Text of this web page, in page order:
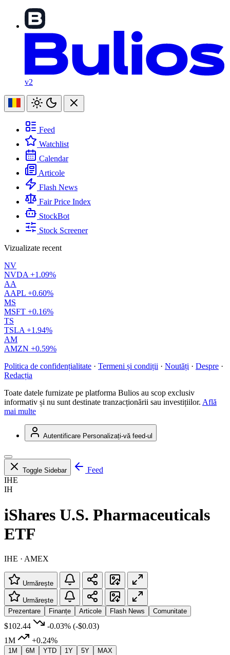
v2
Feed
Watchlist
Calendar
Articole
Flash News
Fair Price Index
StockBot
Stock Screener
Vizualizate recent
NV
NVDA +1.09%
AA
AAPL +0.60%
MS
MSFT +0.16%
TS
TSLA +1.94%
AM
AMZN +0.59%
Politica de confidențialitate · Termeni și condiții · Noutăți · Despre ·
Redacția
Toate datele furnizate pe platforma Bulios au scop exclusiv
informativ și nu sunt destinate tranzacționării sau investițiilor. Află
mai multe
Autentificare Personalizați-vă feed-ul
Toggle Sidebar
Feed
IHE
IH
iShares U.S. Pharmaceuticals
ETF
IHE · AMEX
Urmărește
Urmărește
Prezentare
Finanțe Articole Flash News Comunitate
$102.44 -0.03% (-$0.03)
1M
+0.24%
1M 6M YTD 1Y 5Y MAX